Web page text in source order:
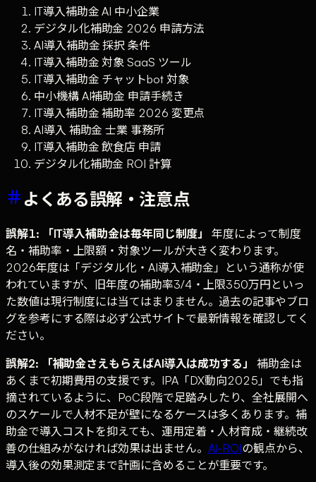
IT導入補助金 AI 中小企業
デジタル化補助金 2026 申請方法
AI導入補助金 採択 条件
IT導入補助金 対象 SaaS ツール
IT導入補助金 チャットbot 対象
中小機構 AI補助金 申請手続き
IT導入補助金 補助率 2026 変更点
AI導入 補助金 士業 事務所
IT導入補助金 飲食店 申請
デジタル化補助金 ROI 計算
よくある誤解・注意点
誤解1: 「IT導入補助金は毎年同じ制度」
年度によって制度
名・補助率・上限額・対象ツールが大きく変わります。
2026年度は「デジタル化・AI導入補助金」という通称が使
われていますが、旧年度の補助率3/4・上限350万円といっ
た数値は現行制度には当てはまりません。過去の記事やブロ
グを参考にする際は必ず公式サイトで最新情報を確認してく
ださい。
誤解2: 「補助金さえもらえばAI導入は成功する」
補助金は
あくまで初期費用の支援です。IPA「DX動向2025」でも指
摘されているように、PoC段階で足踏みしたり、全社展開へ
のスケールで人材不足が壁になるケースは多くあります。補
助金で導入コストを抑えても、運用定着・人材育成・継続改
善の仕組みがなければ効果は出ません。 AI-ROIの観点から、
導入後の効果測定まで計画に含めることが重要です。